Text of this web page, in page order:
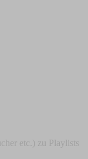
etc.) zu Playlists